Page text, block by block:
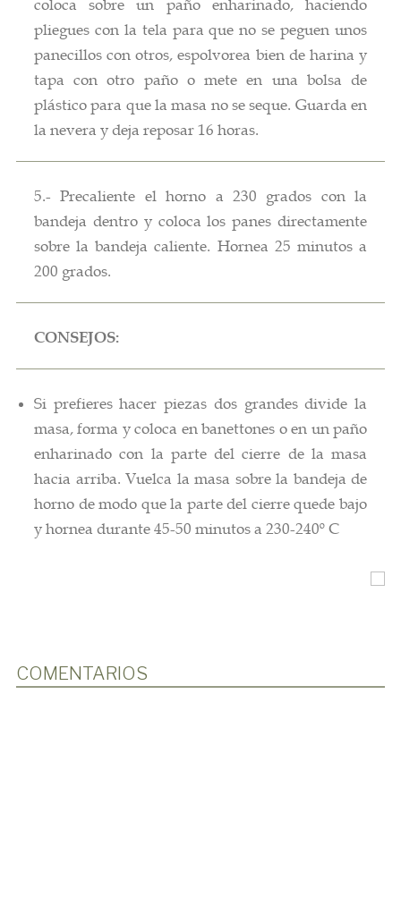
coloca sobre un paño enharinado, haciendo
pliegues con la tela para que no se peguen unos
panecillos con otros, espolvorea bien de harina y
tapa con otro paño o mete en una bolsa de
plástico para que la masa no se seque. Guarda en
la nevera y deja reposar 16 horas.
5.- Precaliente el horno a 230 grados con la
bandeja dentro y coloca los panes directamente
sobre la bandeja caliente. Hornea 25 minutos a
200 grados.
CONSEJOS:
Si prefieres hacer piezas dos grandes divide la
masa, forma y coloca en banettones o en un paño
enharinado con la parte del cierre de la masa
hacia arriba. Vuelca la masa sobre la bandeja de
horno de modo que la parte del cierre quede bajo
y hornea durante 45-50 minutos a 230-240º C
COMENTARIOS